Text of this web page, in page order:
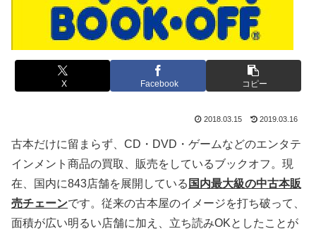
X Facebook コピー
2018.03.15 2019.03.16
古本だけに留まらず、CD・DVD・ゲームなどのエンタテ
インメント商品の買取、販売をしているブックオフ。現
在、国内に843店舗を展開している 国内最大級の中古本販
売チェーンです。従来の古本屋のイメージを打ち破って、
面積が広い明るい店舗に加え、立ち読みOKとしたことが